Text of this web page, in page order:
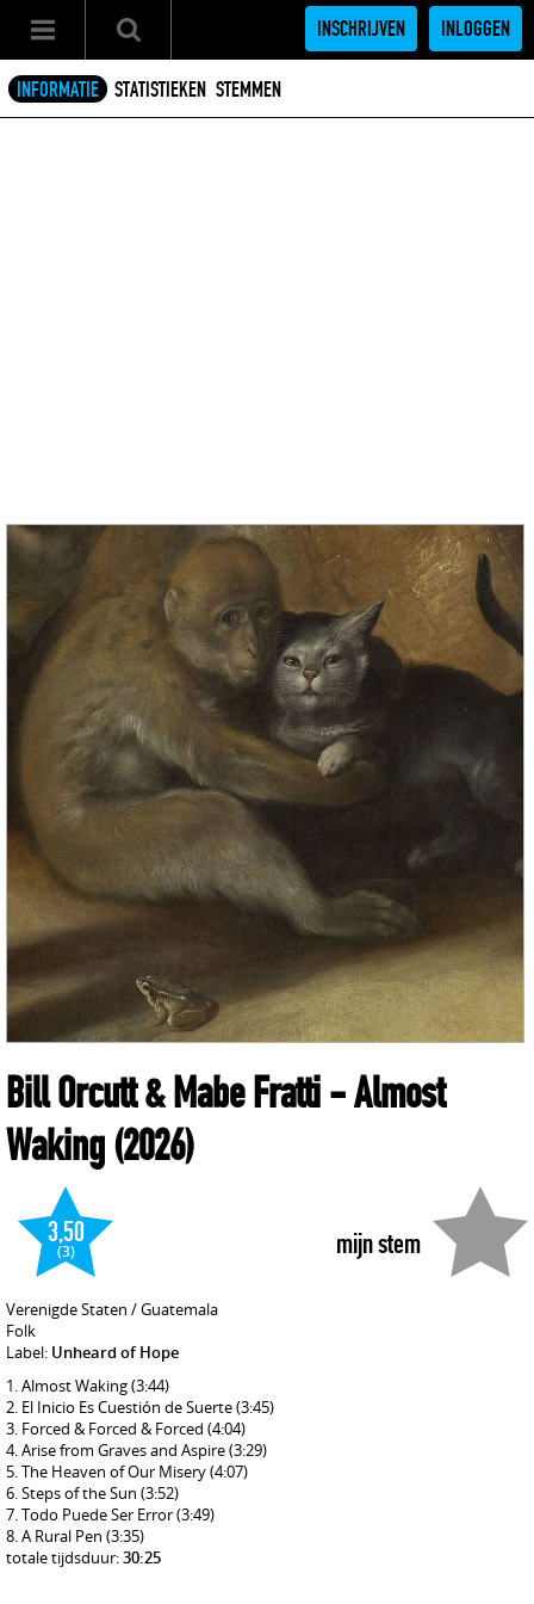
INSCHRIJVEN INLOGGEN
INFORMATIE STATISTIEKEN STEMMEN
Bill Orcutt & Mabe Fratti- Almost
Waking(2026)
mijn stem
3,50
(3)
Verenigde Staten / Guatemala
Folk
Label: Unheard of Hope
Almost Waking(3:44)
El Inicio Es Cuestión de Suerte(3:45)
Forced & Forced & Forced (4:04)
Arise from Graves and Aspire(3:29)
The Heaven of Our Misery(4:07)
Steps of the Sun (3:52)
Todo Puede Ser Error(3:49)
A Rural Pen (3:35)
totale tijdsduur:30:25